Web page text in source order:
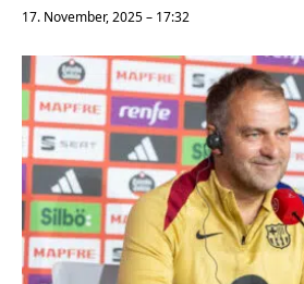
17. November, 2025 – 17:32